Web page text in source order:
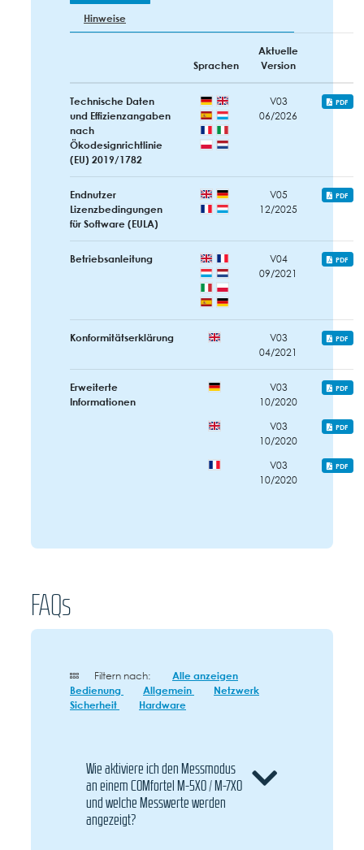
Hinweise
Sprachen
Aktuelle
Version
Technische Daten
und Effizienzangaben
nach
Ökodesignrichtlinie
(EU) 2019/1782
V03
06/2026
PDF
Endnutzer
Lizenzbedingungen
für Software (EULA)
V05
12/2025
PDF
Betriebsanleitung
V04
09/2021
PDF
Konformitätserklärung
V03
04/2021
PDF
Erweiterte
Informationen
V03
10/2020
PDF
V03
10/2020
PDF
V03
10/2020
PDF
FAQs
Filtern nach:
Alle anzeigen
Bedienung
Allgemein
Netzwerk
Sicherheit
Hardware
Wie aktiviere ich den Messmodus
an einem COMfortel M-5X0 / M-7X0
und welche Messwerte werden
angezeigt?